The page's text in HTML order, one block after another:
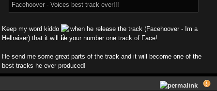
Facehoover - Voices best track ever!!!
Keep my word kiddo
when he release the track (Facehoover - Im a
Hellraiser) that it will be your number one track of Face!
He send me some great parts of the track and it will become one of the
best tracks he ever produced!